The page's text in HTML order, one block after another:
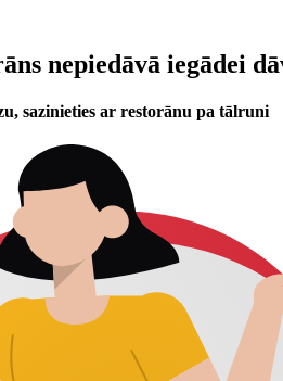
nepiedāvā iegādei
sazinieties ar restorānu pa tālruni